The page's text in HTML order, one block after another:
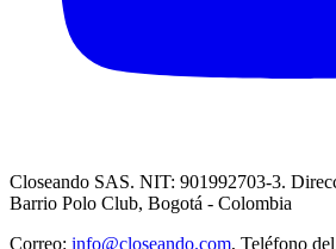
Closeando SAS. NIT: 901992703-3.
Barrio Polo Club, Bogotá - Colombia
Correo: info@closeando.com, Teléfono